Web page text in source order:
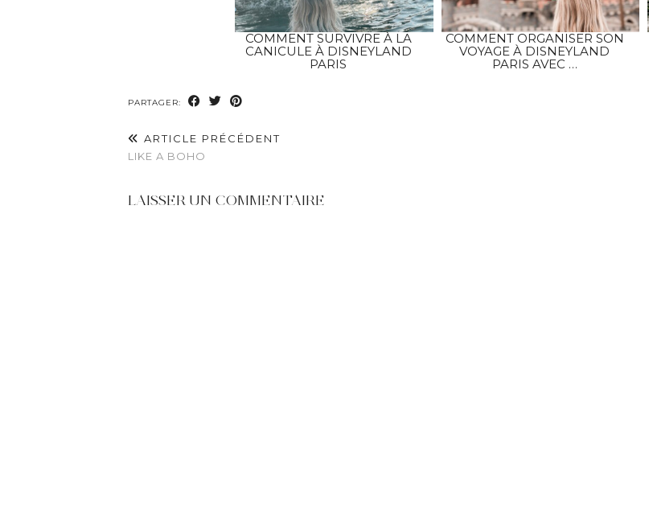
COMMENT SURVIVRE À LA
CANICULE À DISNEYLAND
PARIS
COMMENT ORGANISER SON
VOYAGE À DISNEYLAND
PARIS AVEC …
PARTAGER:
ARTICLE PRÉCÉDENT
LIKE A BOHO
LAISSER UN COMMENTAIRE